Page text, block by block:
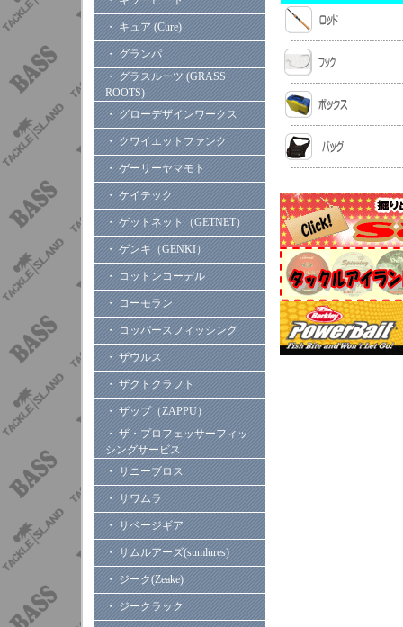
・ キュア (Cure)
・ グランパ
・ グラスルーツ (GRASS
ROOTS)
・ グローデザインワークス
・ クワイエットファンク
・ ゲーリーヤマモト
・ ケイテック
・ ゲットネット（GETNET）
・ ゲンキ（GENKI）
・ コットンコーデル
・ コーモラン
・ コッパースフィッシング
・ ザウルス
・ ザクトクラフト
・ ザップ（ZAPPU）
・ ザ・プロフェッサーフィッ
シングサービス
・ サニーブロス
・ サワムラ
・ サベージギア
・ サムルアーズ(sumlures)
・ ジーク(Zeake)
・ ジークラック